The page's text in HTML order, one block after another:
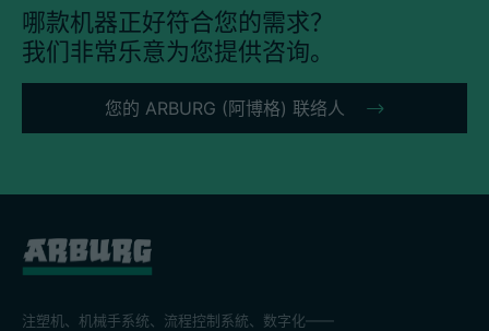
技术参数
登录
合作伙伴门户网站
哪款机器正好符合您的需求？
我们非常乐意为您提供咨询。
您的 ARBURG (阿博格) 联络人
注塑机、机械手系统、流程控制系統、数字化——